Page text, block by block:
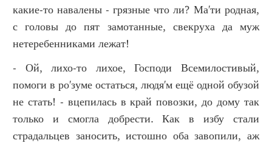
какие-то навалены - грязные что ли? Ма'ти родная,
с головы до пят замотанные, свекруха да муж
нетеребенниками лежат!
- Ой, лихо-то лихое, Господи Всемилостивый,
помоги в ро'зуме остаться, людя'м ещё одной обузой
не стать! - вцепилась в край повозки, до дому так
только и смогла добрести. Как в избу стали
страдальцев заносить, истошно оба завопили, аж